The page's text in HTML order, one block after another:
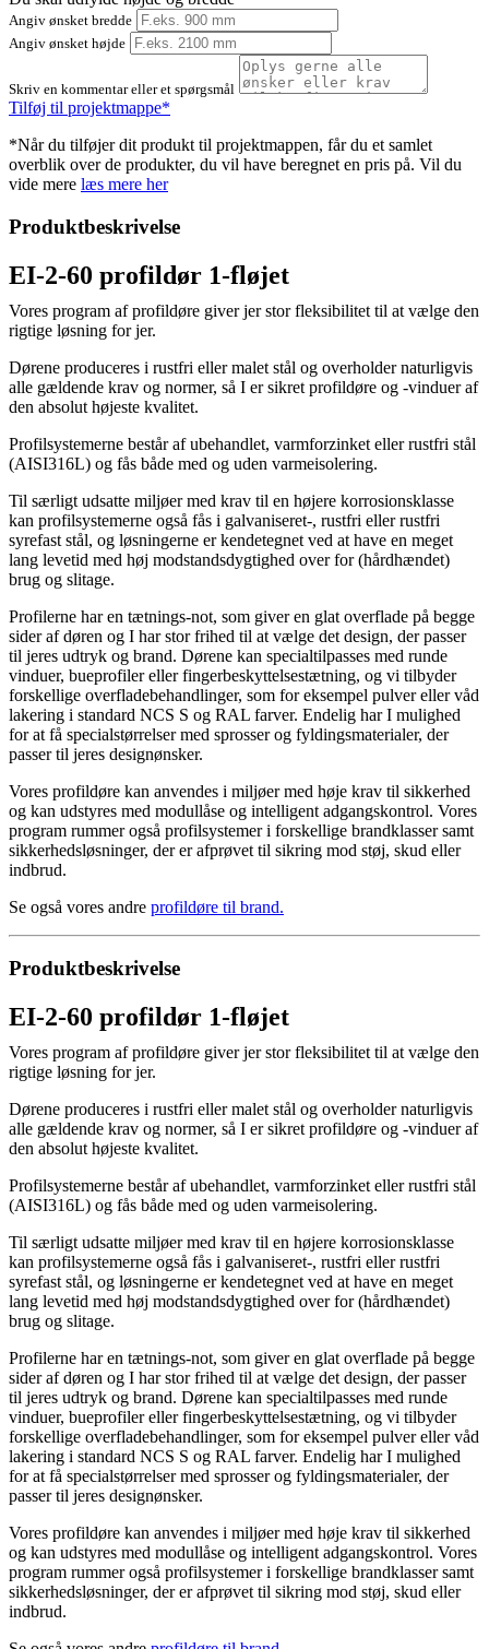
Angiv ønsket bredde
Angiv ønsket højde
Skriv en kommentar eller et spørgsmål
Tilføj til projektmappe*
*Når du tilføjer dit produkt til projektmappen, får du et samlet
overblik over de produkter, du vil have beregnet en pris på. Vil du
vide mere læs mere her
Produktbeskrivelse
EI-2-60 profildør 1-fløjet
Vores program af profildøre giver jer stor fleksibilitet til at vælge den
rigtige løsning for jer.
Dørene produceres i rustfri eller malet stål og overholder naturligvis
alle gældende krav og normer, så I er sikret profildøre og -vinduer af
den absolut højeste kvalitet.
Profilsystemerne består af ubehandlet, varmforzinket eller rustfri stål
(AISI316L) og fås både med og uden varmeisolering.
Til særligt udsatte miljøer med krav til en højere korrosionsklasse
kan profilsystemerne også fås i galvaniseret-, rustfri eller rustfri
syrefast stål, og løsningerne er kendetegnet ved at have en meget
lang levetid med høj modstandsdygtighed over for (hårdhændet)
brug og slitage.
Profilerne har en tætnings-not, som giver en glat overflade på begge
sider af døren og I har stor frihed til at vælge det design, der passer
til jeres udtryk og brand. Dørene kan specialtilpasses med runde
vinduer, bueprofiler eller fingerbeskyttelsestætning, og vi tilbyder
forskellige overfladebehandlinger, som for eksempel pulver­ eller våd
lakering i standard NCS S­ og RAL farver. Endelig har I mulighed
for at få specialstørrelser med sprosser og fyldingsmaterialer, der
passer til jeres designønsker.
Vores profildøre kan anvendes i miljøer med høje krav til sikkerhed
og kan udstyres med modullåse og intelligent adgangskontrol. Vores
program rummer også profilsystemer i forskellige brandklasser samt
sikkerhedsløsninger, der er afprøvet til sikring mod støj, skud eller
indbrud.
Se også vores andre profildøre til brand.
Produktbeskrivelse
EI-2-60 profildør 1-fløjet
Vores program af profildøre giver jer stor fleksibilitet til at vælge den
rigtige løsning for jer.
Dørene produceres i rustfri eller malet stål og overholder naturligvis
alle gældende krav og normer, så I er sikret profildøre og -vinduer af
den absolut højeste kvalitet.
Profilsystemerne består af ubehandlet, varmforzinket eller rustfri stål
(AISI316L) og fås både med og uden varmeisolering.
Til særligt udsatte miljøer med krav til en højere korrosionsklasse
kan profilsystemerne også fås i galvaniseret-, rustfri eller rustfri
syrefast stål, og løsningerne er kendetegnet ved at have en meget
lang levetid med høj modstandsdygtighed over for (hårdhændet)
brug og slitage.
Profilerne har en tætnings-not, som giver en glat overflade på begge
sider af døren og I har stor frihed til at vælge det design, der passer
til jeres udtryk og brand. Dørene kan specialtilpasses med runde
vinduer, bueprofiler eller fingerbeskyttelsestætning, og vi tilbyder
forskellige overfladebehandlinger, som for eksempel pulver­ eller våd
lakering i standard NCS S­ og RAL farver. Endelig har I mulighed
for at få specialstørrelser med sprosser og fyldingsmaterialer, der
passer til jeres designønsker.
Vores profildøre kan anvendes i miljøer med høje krav til sikkerhed
og kan udstyres med modullåse og intelligent adgangskontrol. Vores
program rummer også profilsystemer i forskellige brandklasser samt
sikkerhedsløsninger, der er afprøvet til sikring mod støj, skud eller
indbrud.